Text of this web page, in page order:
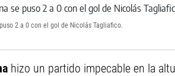
2 a 0 con el gol de Nicolás Tagliafico.
hizo un partido impecable en la